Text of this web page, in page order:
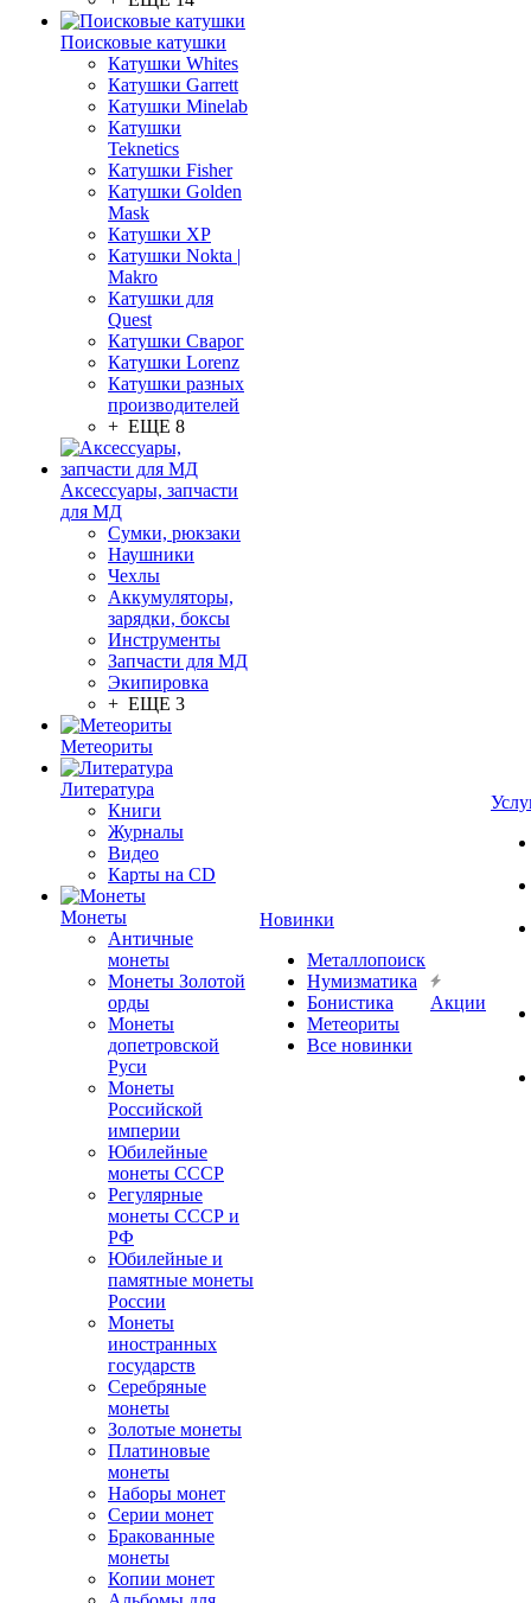
Поисковые катушки
Катушки Whites
Катушки Garrett
Катушки Minelab
Катушки
Teknetics
Катушки Fisher
Катушки Golden
Mask
Катушки XP
Катушки Nokta |
Makro
Катушки для
Quest
Катушки Сварог
Катушки Lorenz
Катушки разных
производителей
+ ЕЩЕ 8
Аксессуары, запчасти
для МД
Сумки, рюкзаки
Наушники
Чехлы
Аккумуляторы,
зарядки, боксы
Инструменты
Запчасти для МД
Экипировка
+ ЕЩЕ 3
Метеориты
Литература
Книги
Журналы
Видео
Карты на CD
Монеты
Античные
монеты
Монеты Золотой
орды
Монеты
допетровской
Руси
Монеты
Российской
империи
Юбилейные
монеты СССР
Регулярные
монеты СССР и
РФ
Юбилейные и
памятные монеты
России
Монеты
иностранных
государств
Серебряные
монеты
Золотые монеты
Платиновые
монеты
Наборы монет
Серии монет
Бракованные
монеты
Копии монет
Новинки
Металлопоиск
Нумизматика
Бонистика
Метеориты
Все новинки
Акции